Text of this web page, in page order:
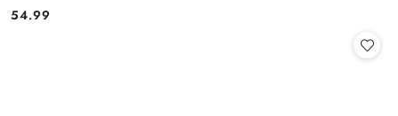
Cena:
54.99